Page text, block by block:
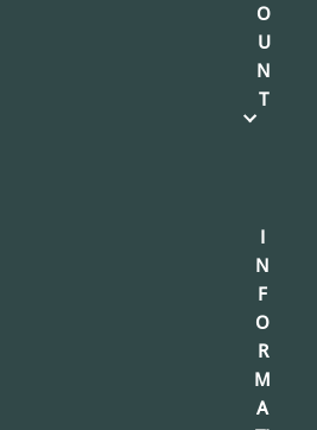
O
U
N
T
I
N
F
O
R
M
A